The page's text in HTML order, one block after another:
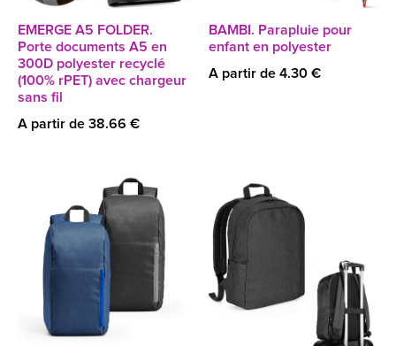
EMERGE A5 FOLDER.
Porte documents A5 en
300D polyester recyclé
(100% rPET) avec chargeur
sans fil
A partir de 38.66 €
BAMBI. Parapluie pour
enfant en polyester
A partir de 4.30 €